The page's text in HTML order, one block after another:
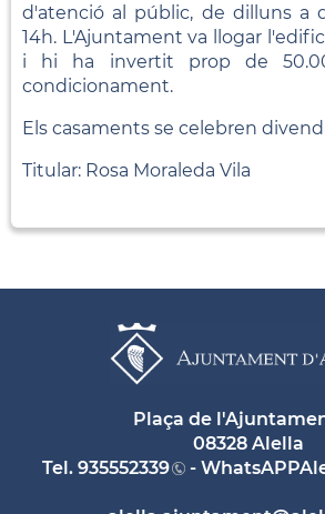
d'atenció al públic, de dilluns a
14h. L'Ajuntament va llogar
i hi ha invertit prop de
condicionament.
Els casaments se celebren
Titular: Rosa Moraleda Vila
Plaça de
08328 Alella
Tel. 935552339 -